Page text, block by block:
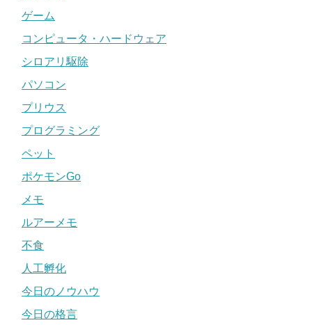
ゲーム
コンピュータ・ハードウェア
シロアリ駆除
パソコン
プリウス
プログラミング
ペット
ポケモンGo
メモ
ルアーメモ
不食
人工孵化
今日のノウハウ
今日の格言